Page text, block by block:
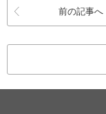
前の記事へ